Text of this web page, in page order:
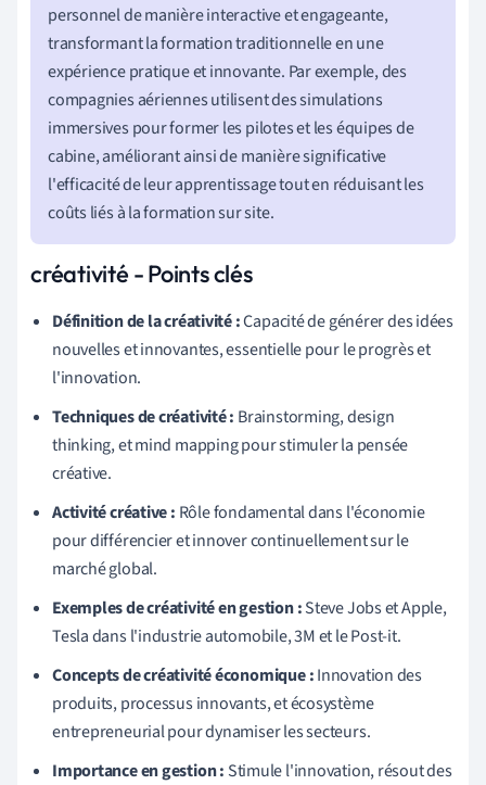
personnel de manière interactive et engageante,
transformant la formation traditionnelle en une
expérience pratique et innovante. Par exemple, des
compagnies aériennes utilisent des simulations
immersives pour former les pilotes et les équipes de
cabine, améliorant ainsi de manière significative
l'efficacité de leur apprentissage tout en réduisant les
coûts liés à la formation sur site.
créativité - Points clés
Définition de la créativité :Capacité de générer des idées
nouvelles et innovantes, essentielle pour le progrès et
l'innovation.
Techniques de créativité : Brainstorming, design
thinking, et mind mapping pour stimuler la pensée
créative.
Activité créative : Rôle fondamental dans l'économie
pour différencier et innover continuellement sur le
marché global.
Exemples de créativité en gestion :Steve Jobs et Apple,
Tesla dans l'industrie automobile, 3M et le Post-it.
Concepts de créativité économique :Innovation des
produits, processus innovants, et écosystème
entrepreneurial pour dynamiser les secteurs.
Importance en gestion : Stimule l'innovation, résout des